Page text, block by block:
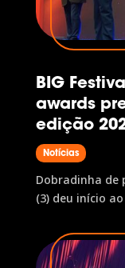
BIG
awards
edição
Notícias
Dobradinha de
(3) deu início